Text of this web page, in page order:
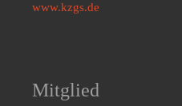
www.kzgs.de
Mitglied